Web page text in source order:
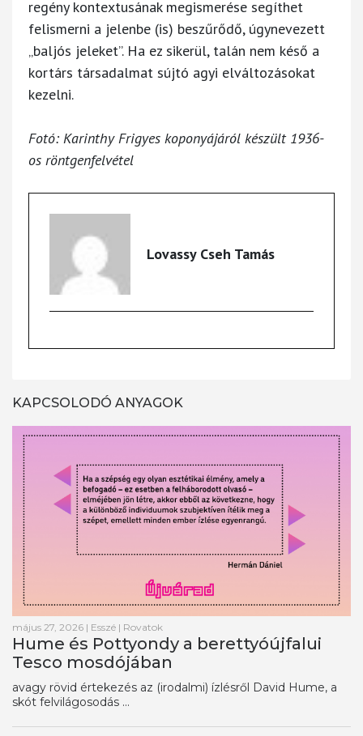
regény kontextusának megismerése segíthet
felismerni a jelenbe (is) beszűrődő, úgynevezett
„baljós jeleket”. Ha ez sikerül, talán nem késő a
kortárs társadalmat sújtó agyi elváltozásokat
kezelni.
Fotó: Karinthy Frigyes koponyájáról készült 1936-
os röntgenfelvétel
Lovassy Cseh Tamás
KAPCSOLODÓ ANYAGOK
május 27, 2026 | Esszé | Rovatok
Hume és Pottyondy a berettyóújfalui
Tesco mosdójában
avagy rövid értekezés az (irodalmi) ízlésről David Hume, a
skót felvilágosodás ...